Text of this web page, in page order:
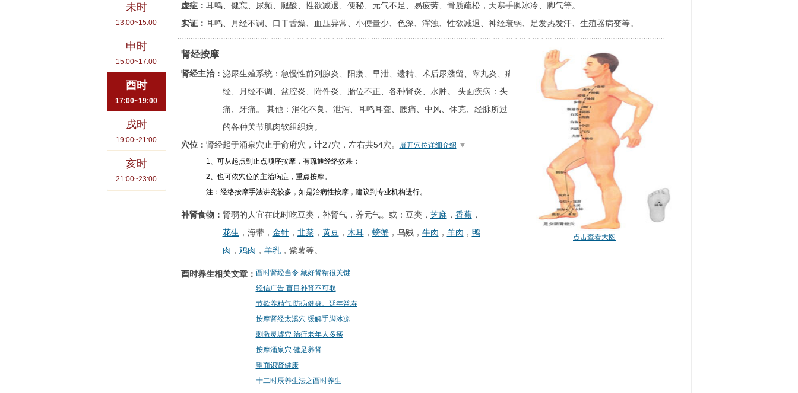
未时
13:00~15:00
申时
15:00~17:00
酉时
17:00~19:00
戌时
19:00~21:00
亥时
21:00~23:00
虚症： 耳鸣、健忘、尿频、腿酸、性欲减退、便秘、元气不足、易疲劳、骨质疏松，天寒手脚冰冷、脚气等。
实证： 耳鸣、月经不调、口干舌燥、血压异常、小便量少、色深、浑浊、性欲减退、神经衰弱、足发热发汗、生殖器病变等。
肾经按摩
肾经主治： 泌尿生殖系统：急慢性前列腺炎、阳痿、早泄、遗精、术后尿潴留、睾丸炎、痛
经、月经不调、盆腔炎、附件炎、胎位不正、各种肾炎、水肿。 头面疾病：头
痛、牙痛。 其他：消化不良、泄泻、耳鸣耳聋、腰痛、中风、休克、经脉所过
的各种关节肌肉软组织病。
穴位： 肾经起于涌泉穴止于俞府穴，计27穴，左右共54穴。
展开穴位详细介绍
1、可从起点到止点顺序按摩，有疏通经络效果；
2、也可依穴位的主治病症，重点按摩。
注：经络按摩手法讲究较多，如是治病性按摩，建议到专业机构进行。
补肾食物： 肾弱的人宜在此时吃豆类，补肾气，养元气。或：豆类， 芝麻， 香蕉，
花生 ，海带， 金针， 韭菜， 黄豆 ， 木耳， 螃蟹，乌贼， 牛肉 ， 羊肉 ， 鸭
肉 ， 鸡肉 ， 羊乳，紫薯等。
酉时养生相关文章：酉时肾经当令 藏好肾精很关键
轻信广告 盲目补肾不可取
节欲养精气 防病健身、延年益寿
按摩肾经太溪穴 缓解手脚冰凉
刺激灵墟穴 治疗老年人多痰
按摩涌泉穴 健足养肾
望面识肾健康
十二时辰养生法之酉时养生
点击查看大图